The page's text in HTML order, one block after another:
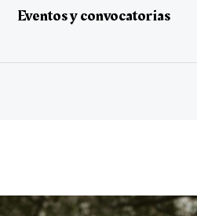
Eventos y convocatorias